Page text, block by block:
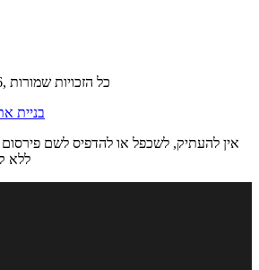
©FoodsDictionary 2026, כל הזכויות שמורות
בניית
אין להעתיק, לשכפל או להדפיס לשם
ללא